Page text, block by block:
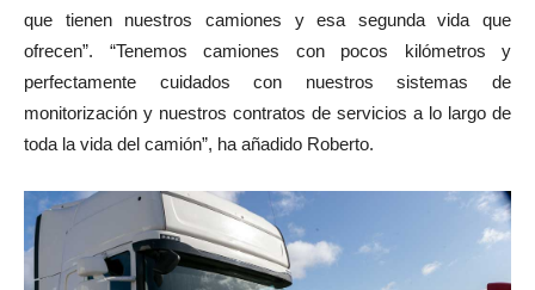
que tienen nuestros camiones y esa segunda vida que
ofrecen”. “Tenemos camiones con pocos kilómetros y
perfectamente cuidados con nuestros sistemas de
monitorización y nuestros contratos de servicios a lo largo de
toda la vida del camión”, ha añadido Roberto.